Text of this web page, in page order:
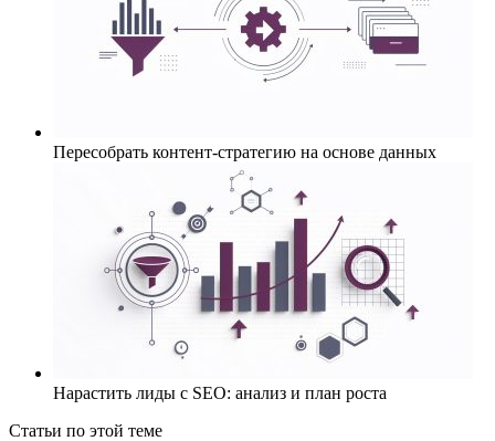
Пересобрать контент-стратегию на основе данных
Нарастить лиды с SEO: анализ и план роста
Статьи по этой теме